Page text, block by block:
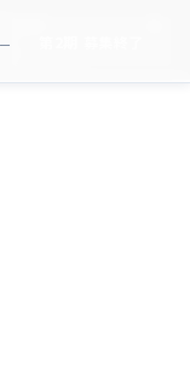
は終了しました。第3
ください。